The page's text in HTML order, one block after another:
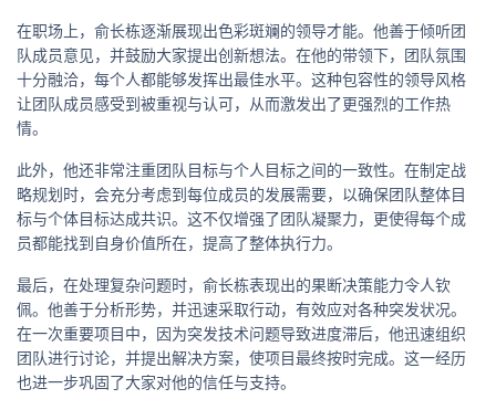
在职场上，俞长栋逐渐展现出色彩斑斓的领导才能。他善于倾听团
队成员意见，并鼓励大家提出创新想法。在他的带领下，团队氛围
十分融洽，每个人都能够发挥出最佳水平。这种包容性的领导风格
让团队成员感受到被重视与认可，从而激发出了更强烈的工作热
情。
此外，他还非常注重团队目标与个人目标之间的一致性。在制定战
略规划时，会充分考虑到每位成员的发展需要，以确保团队整体目
标与个体目标达成共识。这不仅增强了团队凝聚力，更使得每个成
员都能找到自身价值所在，提高了整体执行力。
最后，在处理复杂问题时，俞长栋表现出的果断决策能力令人钦
佩。他善于分析形势，并迅速采取行动，有效应对各种突发状况。
在一次重要项目中，因为突发技术问题导致进度滞后，他迅速组织
团队进行讨论，并提出解决方案，使项目最终按时完成。这一经历
也进一步巩固了大家对他的信任与支持。